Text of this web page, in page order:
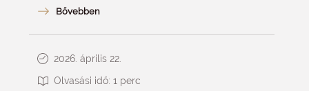
2026. április 22.
Olvasási idő: 1 perc